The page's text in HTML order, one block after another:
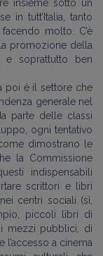
insieme sotto un
in tutt’Italia, tanto
molto. C’è
promozione della
e soprattutto ben
poi è il settore che
generale nel
parte delle classi
ogni tentativo
dimostrano le
la Commissione
indispensabili
scrittori e libri
centri sociali (sì,
piccoli libri di
mezzi pubblici, di
l’accesso a cinema